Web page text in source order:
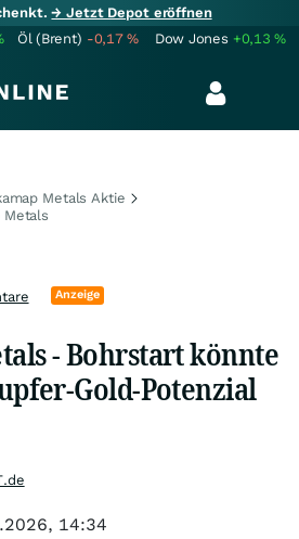
→ Jetzt Depot eröffnen
Öl (Brent) -0,17% Dow Jones +0,13%
Metals Aktie
Metals
Anzeige
- Bohrstart könnte
Gold-Potenzial
14:34